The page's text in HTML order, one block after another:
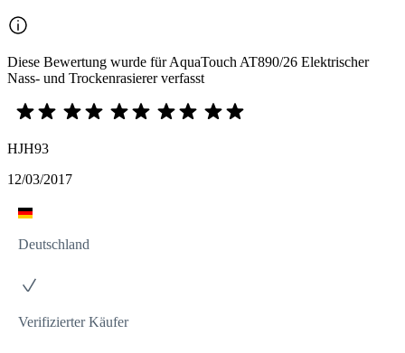
Diese Bewertung wurde für AquaTouch AT890/26 Elektrischer
Nass- und Trockenrasierer verfasst
HJH93
12/03/2017
Deutschland
Verifizierter Käufer